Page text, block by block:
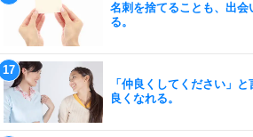
名刺を捨てることも、出
る。
「仲良くしてください」
良くなれる。